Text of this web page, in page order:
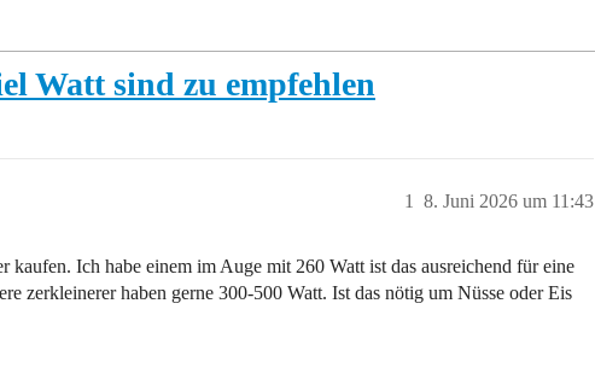
Watt sind zu empfehlen
8. Juni 2026 um 11:43
1
kaufen. Ich habe einem im Auge mit 260 Watt ist das ausreichend für eine
zerkleinerer haben gerne 300-500 Watt. Ist das nötig um Nüsse oder Eis